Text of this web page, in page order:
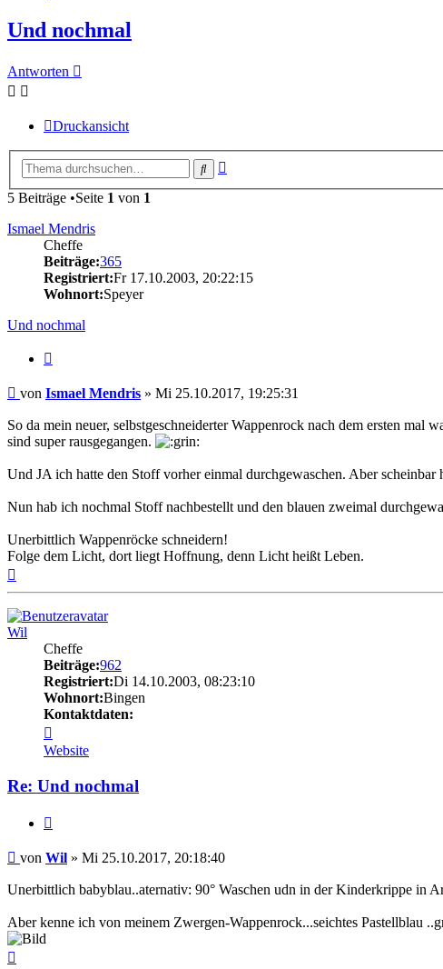
Und nochmal
Antworten
Druckansicht
Suche
5 Beiträge •Seite 1 von 1
Ismael Mendris
Cheffe
Beiträge:365
Registriert:Fr 17.10.2003, 20:22:15
Wohnort:Speyer
Und nochmal
Beitrag
von Ismael Mendris » Mi 25.10.2017, 19:25:31
So da mein neuer, selbstgeschneiderter Wappenrock nach dem ersten
sind super rausgegangen.
Und JA ich hatte den Stoff vorher einmal durchgewaschen. Aber scheinbar
Nun hab ich nochmal Stoff nachbestellt und den blauen zweimal
Unerbittlich Wappenröcke schneidern!
Folge dem Licht, dort liegt Hoffnung, denn Licht heißt Leben.
Wil
Cheffe
Beiträge:962
Registriert:Di 14.10.2003, 08:23:10
Wohnort:Bingen
Kontaktdaten:
von
Wil
Website
Re: Und nochmal
Beitrag
von Wil » Mi 25.10.2017, 20:18:40
Unerbittlich babyblau..aternativ: 90° Waschen udn in der Kinderkrippe in
Aber kenne ich von meinem Zwergen-Wappenrock...seichtes Pastellblau